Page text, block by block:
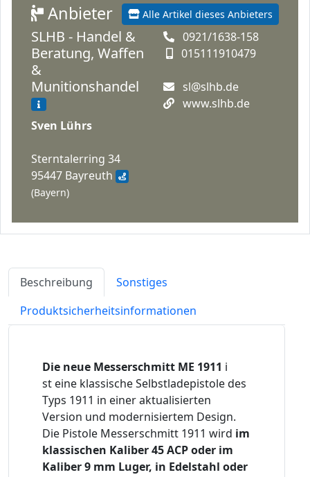
Alle Artikel dieses Anbieters
Anbieter
SLHB - Handel &
Beratung, Waffen
&
Munitionshandel
Sven Lührs
Sterntalerring 34
95447 Bayreuth
(Bayern)
0921/1638-158
015111910479
sl@slhb.de
www.slhb.de
Beschreibung
Sonstiges
Produktsicherheitsinformationen
Die neue Messerschmitt ME 1911 i
st eine klassische Selbstladepistole des
Typs 1911 in einer aktualisierten
Version und modernisiertem Design.
Die Pistole Messerschmitt 1911 wird im
klassischen Kaliber 45 ACP oder im
Kaliber 9 mm Luger, in Edelstahl oder